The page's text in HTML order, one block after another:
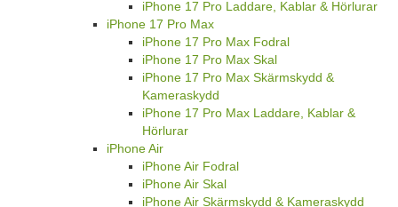
iPhone 17 Pro Laddare, Kablar & Hörlurar
iPhone 17 Pro Max
iPhone 17 Pro Max Fodral
iPhone 17 Pro Max Skal
iPhone 17 Pro Max Skärmskydd &
Kameraskydd
iPhone 17 Pro Max Laddare, Kablar &
Hörlurar
iPhone Air
iPhone Air Fodral
iPhone Air Skal
iPhone Air Skärmskydd & Kameraskydd